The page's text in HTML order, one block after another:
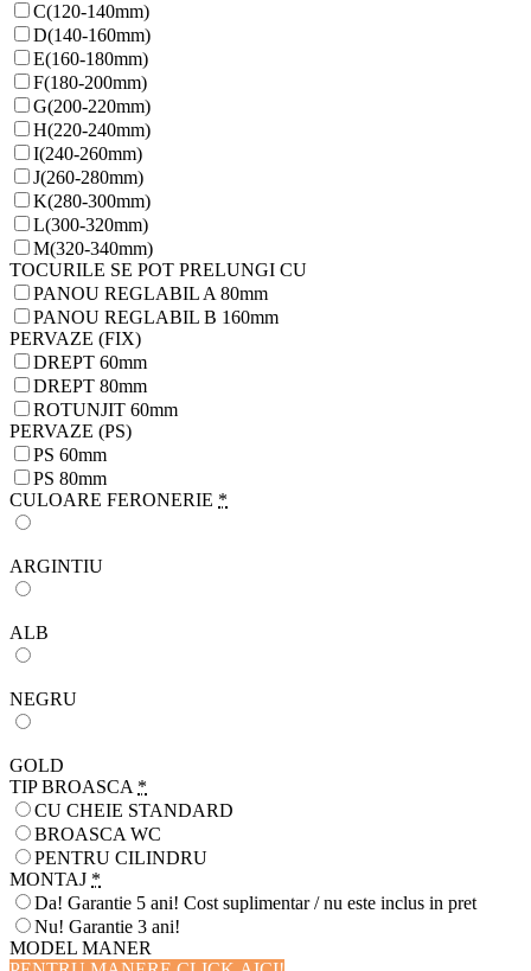
C(120-140mm)
D(140-160mm)
E(160-180mm)
F(180-200mm)
G(200-220mm)
H(220-240mm)
I(240-260mm)
J(260-280mm)
K(280-300mm)
L(300-320mm)
M(320-340mm)
TOCURILE SE POT PRELUNGI CU
PANOU REGLABIL A 80mm
PANOU REGLABIL B 160mm
PERVAZE (FIX)
DREPT 60mm
DREPT 80mm
ROTUNJIT 60mm
PERVAZE (PS)
PS 60mm
PS 80mm
CULOARE FERONERIE *
ARGINTIU
ALB
NEGRU
GOLD
TIP BROASCA *
CU CHEIE STANDARD
BROASCA WC
PENTRU CILINDRU
MONTAJ *
Da! Garantie 5 ani! Cost suplimentar / nu este inclus in pret
Nu! Garantie 3 ani!
MODEL MANER